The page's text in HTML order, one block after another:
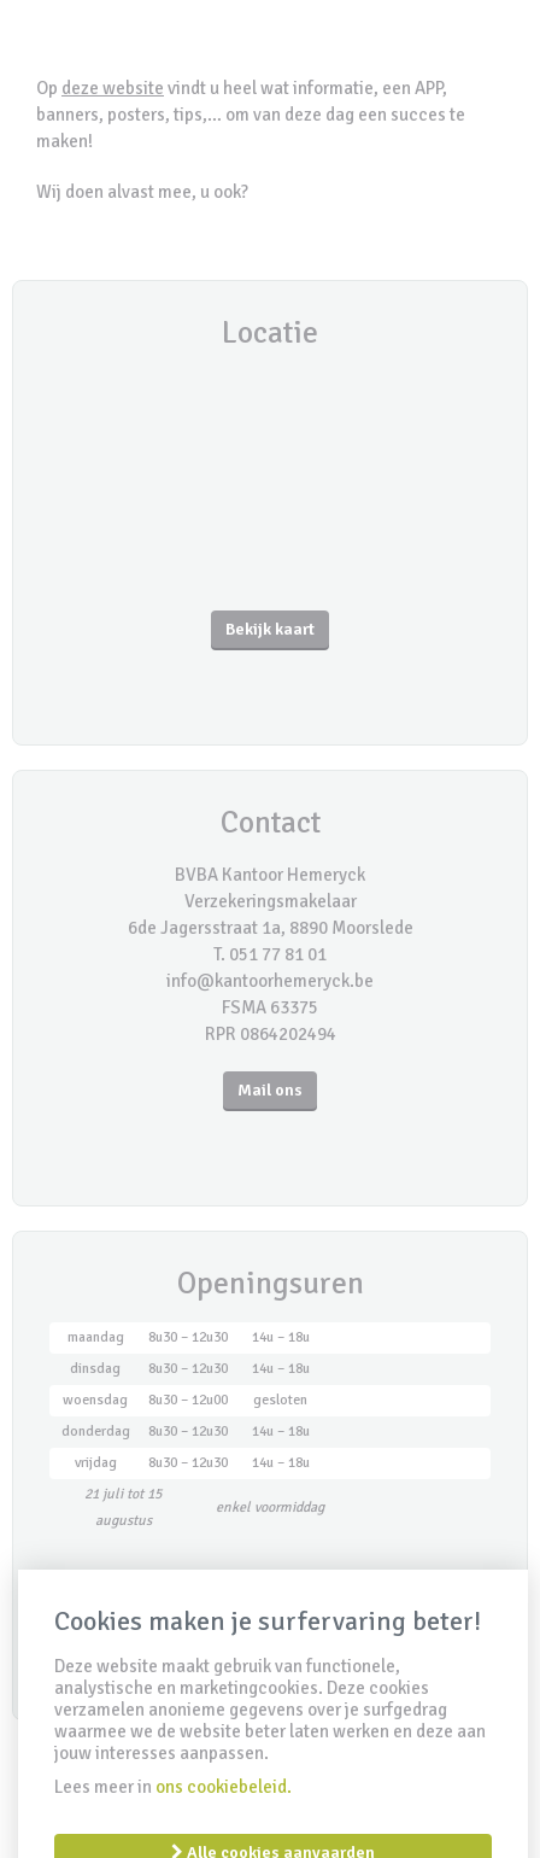
Op deze website vindt u heel wat informatie, een APP,
banners, posters, tips,… om van deze dag een succes te
maken!
Wij doen alvast mee, u ook?
Locatie
Bekijk kaart
Contact
BVBA Kantoor Hemeryck
Verzekeringsmakelaar
6de Jagersstraat 1a, 8890 Moorslede
T. 051 77 81 01
info@kantoorhemeryck.be
FSMA 63375
RPR 0864202494
Mail ons
Openingsuren
maandag 8u30 – 12u30
14u – 18u
dinsdag
8u30 – 12u30
14u – 18u
woensdag
8u30 – 12u00
gesloten
donderdag
8u30 – 12u30
14u – 18u
vrijdag
8u30 – 12u30
14u – 18u
21 juli tot 15
augustus
enkel voormiddag
Remuneratiebeleid
Cookies maken je surfervaring beter!
Deze website maakt gebruik van functionele,
analystische en marketingcookies. Deze cookies
verzamelen anonieme gegevens over je surfgedrag
waarmee we de website beter laten werken en deze aan
jouw interesses aanpassen.
Lees meer in ons cookiebeleid.
Alle cookies aanvaarden